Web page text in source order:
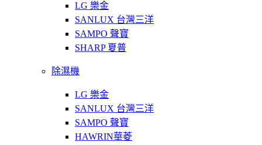
LG 樂金
SANLUX 台灣三洋
SAMPO 聲寶
SHARP 夏普
除濕機
LG 樂金
SANLUX 台灣三洋
SAMPO 聲寶
HAWRIN華菱